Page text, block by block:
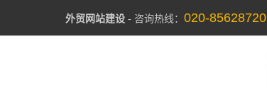
外贸网站建设 - 咨询热线： 020-85628720